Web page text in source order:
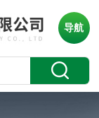
导航